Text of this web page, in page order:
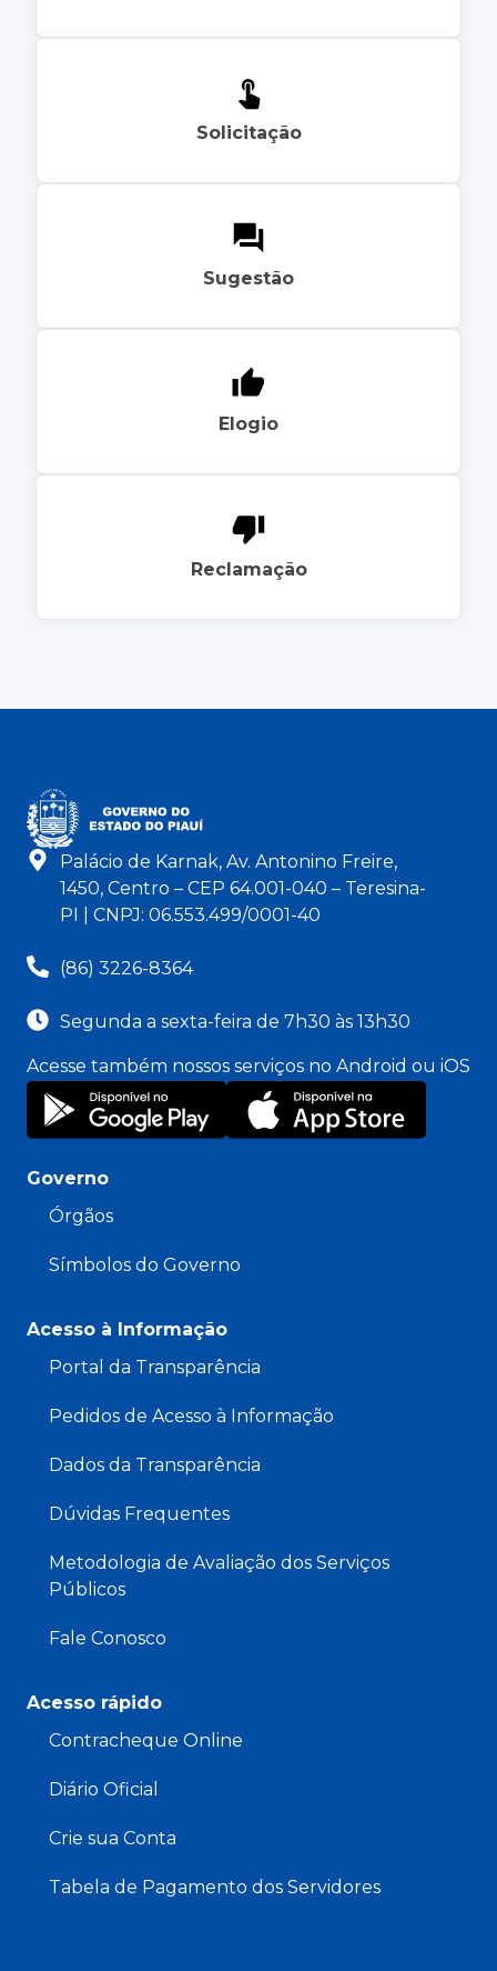
Solicitação
Sugestão
Elogio
Reclamação
Palácio de Karnak, Av. Antonino Freire,
1450, Centro – CEP 64.001-040 – Teresina-
PI | CNPJ: 06.553.499/0001-40
(86) 3226-8364
Segunda a sexta-feira de 7h30 às 13h30
Acesse também nossos serviços no Android ou iOS
Governo
Órgãos
Símbolos do Governo
Acesso à Informação
Portal da Transparência
Pedidos de Acesso à Informação
Dados da Transparência
Dúvidas Frequentes
Metodologia de Avaliação dos Serviços
Públicos
Fale Conosco
Acesso rápido
Contracheque Online
Diário Oficial
Crie sua Conta
Tabela de Pagamento dos Servidores